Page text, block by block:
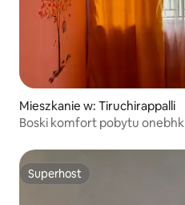
Mieszkanie w: Tiruchirappalli
Boski komfort pobytu onebhk
Superhost
Superhost